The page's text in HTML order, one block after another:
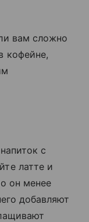
вам сложно
кофейне,
с
латте и
он менее
добавляют